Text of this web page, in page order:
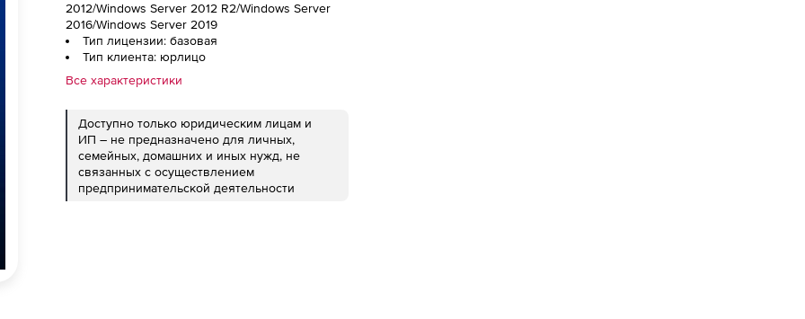
2012/Windows Server 2012 R2/Windows Server
2016/Windows Server 2019
Тип лицензии: базовая
Тип клиента: юрлицо
Все характеристики
Доступно только юридическим лицам и
ИП – не предназначено для личных,
семейных, домашних и иных нужд, не
связанных с осуществлением
предпринимательской деятельности